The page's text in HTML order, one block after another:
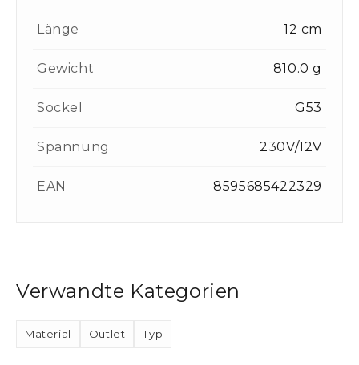
Verwandte Kategorien
Material Outlet Typ
Länge 12 cm
Gewicht 810.0 g
Sockel G53
Spannung 230V/12V
EAN 8595685422329